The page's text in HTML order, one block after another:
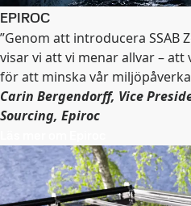
EPIROC
”Genom att introducera SSAB
visar vi att vi menar allvar –
för att minska vår
Carin Bergendorff, Vice
Sourcing, Epiroc